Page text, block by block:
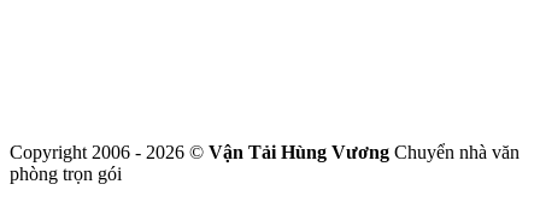
Copyright 2006 - 2026 © Vận Tải Hùng Vương Chuyển nhà văn
phòng trọn gói